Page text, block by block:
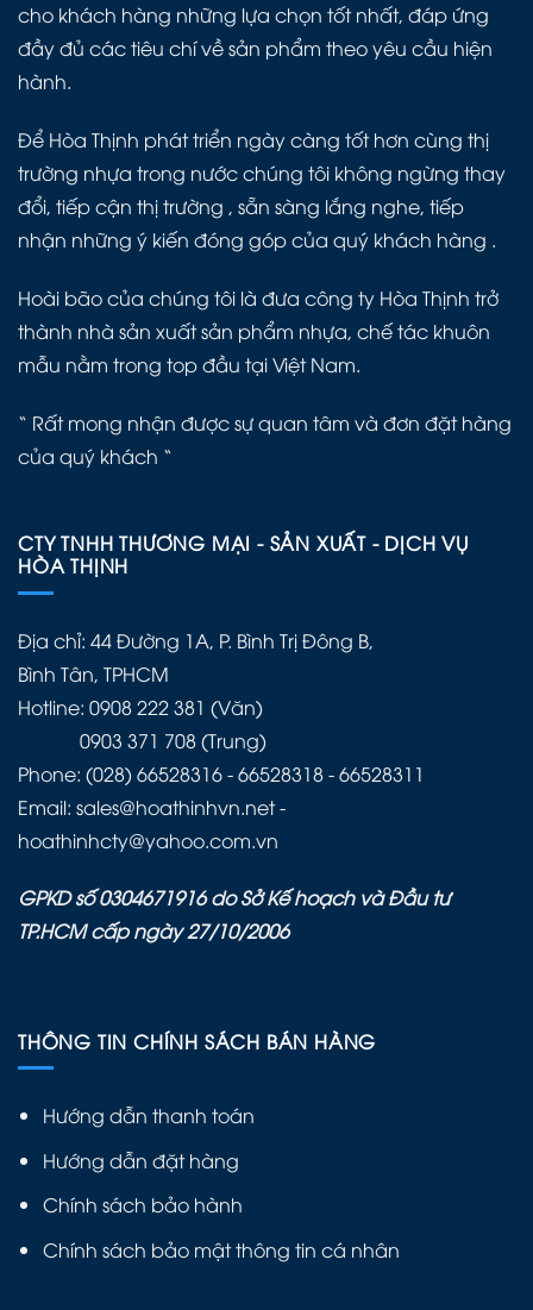
cho khách hàng những lựa chọn tốt nhất, đáp ứng
đầy đủ các tiêu chí về sản phẩm theo yêu cầu hiện
hành.
Để Hòa Thịnh phát triển ngày càng tốt hơn cùng thị
trường nhựa trong nước chúng tôi không ngừng thay
đổi, tiếp cận thị trường , sẵn sàng lắng nghe, tiếp
nhận những ý kiến đóng góp của quý khách hàng .
Hoài bão của chúng tôi là đưa công ty Hòa Thịnh trở
thành nhà sản xuất sản phẩm nhựa, chế tác khuôn
mẫu nằm trong top đầu tại Việt Nam.
“ Rất mong nhận được sự quan tâm và đơn đặt hàng
của quý khách “
CTY TNHH THƯƠNG MẠI - SẢN XUẤT - DỊCH VỤ
HÒA THỊNH
Địa chỉ: 44 Đường 1A, P. Bình Trị Đông B,
Bình Tân, TPHCM
Hotline: 0908 222 381 (Văn)
0903 371 708 (Trung)
Phone: (028) 66528316 - 66528318 - 66528311
Email: sales@hoathinhvn.net -
hoathinhcty@yahoo.com.vn
GPKD số 0304671916 do Sở Kế hoạch và Đầu tư
TP.HCM cấp ngày 27/10/2006
THÔNG TIN CHÍNH SÁCH BÁN HÀNG
Hướng dẫn thanh toán
Hướng dẫn đặt hàng
Chính sách bảo hành
Chính sách bảo mật thông tin cá nhân